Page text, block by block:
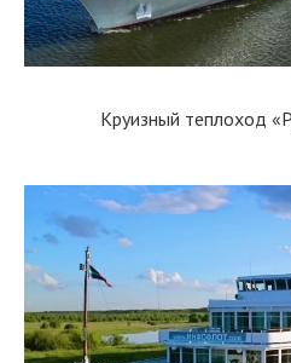
Круизный теплоход